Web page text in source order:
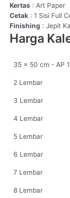
Kertas : Art Paper
Cetak : 1 Sisi Full
Finishing : Jepit
Harga
35 x 50 cm - AP
2 Lembar
3 Lembar
4 Lembar
5 Lembar
6 Lembar
7 Lembar
8 Lembar